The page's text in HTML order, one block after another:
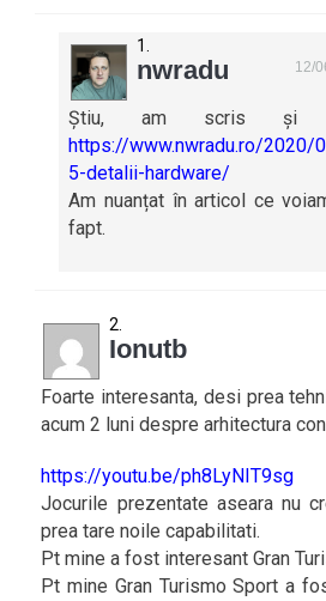
nwradu 12/
Știu, am scris și
https://www.nwradu.ro/2020/
5-detalii-hardware/
Am nuanțat în articol ce
fapt.
Ionutb
Foarte interesanta, desi prea
acum 2 luni despre arhitectura
https://youtu.be/ph8LyNIT9sg
Jocurile prezentate aseara nu
prea tare noile capabilitati.
Pt mine a fost interesant Gran
Pt mine Gran Turismo Sport a